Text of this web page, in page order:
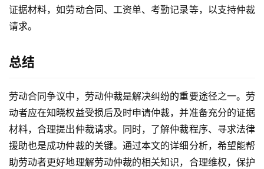
证据材料，如劳动合同、工资单、考勤记录等，以支持仲裁
请求。
总结
劳动合同争议中，劳动仲裁是解决纠纷的重要途径之一。劳
动者应在知晓权益受损后及时申请仲裁，并准备充分的证据
材料，合理提出仲裁请求。同时，了解仲裁程序、寻求法律
援助也是成功仲裁的关键。通过本文的详细分析，希望能帮
助劳动者更好地理解劳动仲裁的相关知识，合理维权，保护